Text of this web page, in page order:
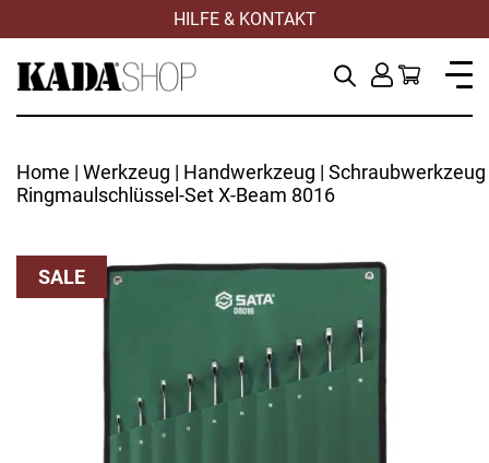
HILFE & KONTAKT
Home | Werkzeug | Handwerkzeug | Schraubwerkzeug
Ringmaulschlüssel-Set X-Beam 8016
SALE